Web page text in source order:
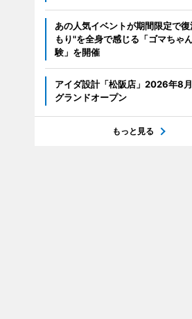
あの人気イベントが期間限定で復
もり"を全身で感じる「ゴマちゃ
験」を開催
アイダ設計「松阪店」2026年8
グランドオープン
もっと見る